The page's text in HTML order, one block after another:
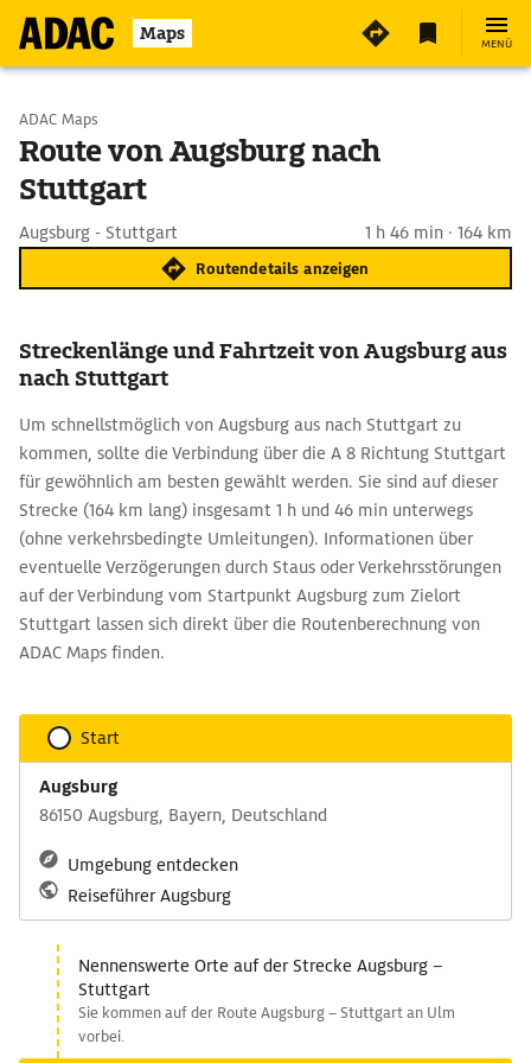
Maps MENÜ
Start wählen
Ziel eingeben
ADAC Maps
Route von Augsburg nach
Stuttgart
Augsburg - Stuttgart 1 h 46 min · 164 km
Routendetails anzeigen
Streckenlänge und Fahrtzeit von Augsburg aus
nach Stuttgart
Um schnellstmöglich von Augsburg aus nach Stuttgart zu
kommen, sollte die Verbindung über die A 8 Richtung Stuttgart
für gewöhnlich am besten gewählt werden. Sie sind auf dieser
Strecke (164 km lang) insgesamt 1 h und 46 min unterwegs
(ohne verkehrsbedingte Umleitungen). Informationen über
eventuelle Verzögerungen durch Staus oder Verkehrsstörungen
auf der Verbindung vom Startpunkt Augsburg zum Zielort
Stuttgart lassen sich direkt über die Routenberechnung von
ADAC Maps finden.
Start
Augsburg
86150 Augsburg, Bayern, Deutschland
Umgebung entdecken
Reiseführer Augsburg
Nennenswerte Orte auf der Strecke Augsburg –
Stuttgart
Sie kommen auf der Route Augsburg – Stuttgart an Ulm
vorbei.